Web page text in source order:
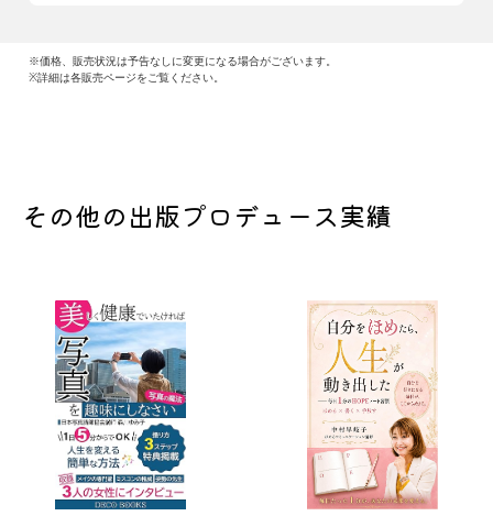
※価格、販売状況は予告なしに変更になる場合がございます。
※詳細は各販売ページをご覧ください。
その他の出版プロデュース実績